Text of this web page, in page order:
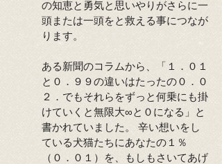
の知恵と勇気と思いやりがさらに一
頭または一頭をと救える事につなが
ります。
ある新聞のコラムから、「１．０１
と０．９９の違いはたったの０．０
２．でもそれらをずっと何乗にも掛
けていくと無限大∞と０になる」と
書かれていました。 辛い想いをし
ている犬猫たちにあなたの１％
（０．０１）を、もしもさいてあげ